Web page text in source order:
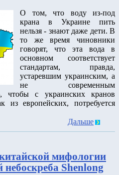
О том, что воду из-под
крана в Украине пить
нельзя - знают даже дети. В
то же время чиновники
говорят, что эта вода в
основном соответствует
стандартам, правда,
устаревшим украинским, а
не современным
чтобы с украинских кранов
из европейских, потребуется
Дальше
мифологии
небоскреба Shenlong